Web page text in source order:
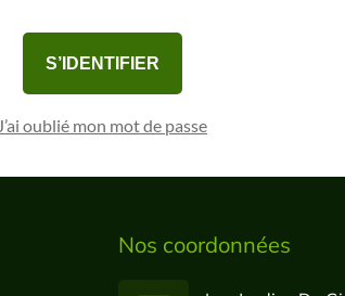
S’IDENTIFIER
J’ai oublié mon mot de passe
Nos coordonnées